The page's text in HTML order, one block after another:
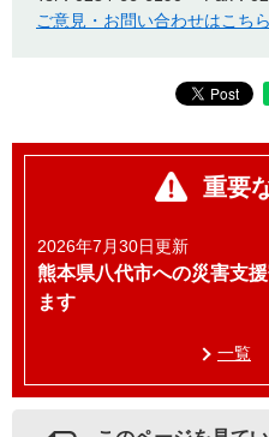
ご意見・お問い合わせはこち
重要
2026年7月30日更新
熊本県八代市への災害支
ます
一覧